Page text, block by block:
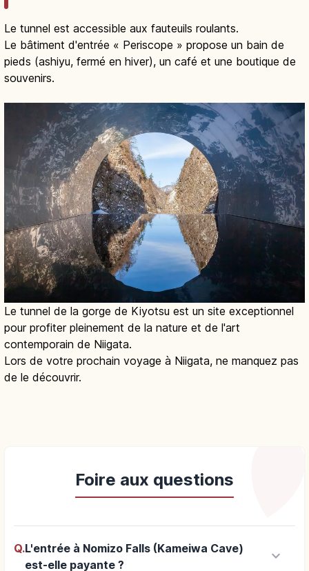
Le tunnel est accessible aux fauteuils roulants.
Le bâtiment d'entrée « Periscope » propose un bain de
pieds (ashiyu, fermé en hiver), un café et une boutique de
souvenirs.
Le tunnel de la gorge de Kiyotsu est un site exceptionnel
pour profiter pleinement de la nature et de l'art
contemporain de Niigata.
Lors de votre prochain voyage à Niigata, ne manquez pas
de le découvrir.
Foire aux questions
Q.L'entrée à Nomizo Falls (Kameiwa Cave)
est-elle payante ?
keyboard_arrow_down